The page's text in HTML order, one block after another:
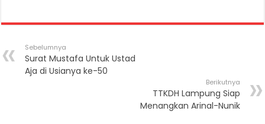
Sebelumnya
Surat Mustafa Untuk Ustad
Aja di Usianya ke-50
Berikutnya
TTKDH Lampung Siap
Menangkan Arinal-Nunik